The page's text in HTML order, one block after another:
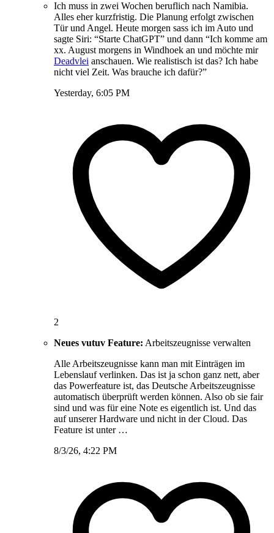
Ich muss in zwei Wochen beruflich nach Namibia.
Alles eher kurzfristig. Die Planung erfolgt zwischen
Tür und Angel. Heute morgen sass ich im Auto und
sagte Siri: “Starte ChatGPT” und dann “Ich komme am
xx. August morgens in Windhoek an und möchte mir
Deadvlei anschauen. Wie realistisch ist das? Ich habe
nicht viel Zeit. Was brauche ich dafür?”
Yesterday, 6:05 PM
2
Neues vutuv Feature: Arbeitszeugnisse verwalten
Alle Arbeitszeugnisse kann man mit Einträgen im
Lebenslauf verlinken. Das ist ja schon ganz nett, aber
das Powerfeature ist, das Deutsche Arbeitszeugnisse
automatisch überprüft werden können. Also ob sie fair
sind und was für eine Note es eigentlich ist. Und das
auf unserer Hardware und nicht in der Cloud. Das
Feature ist unter …
8/3/26, 4:22 PM